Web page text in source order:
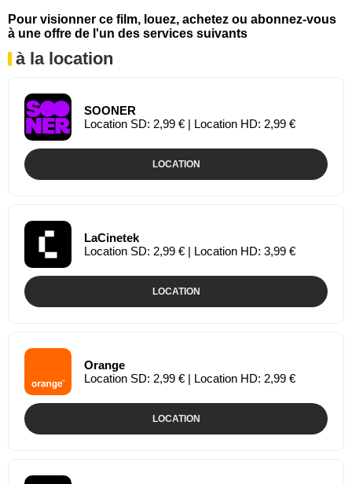
Pour visionner ce film, louez, achetez ou abonnez-vous
à une offre de l'un des services suivants
à la location
SOONER
Location SD: 2,99 € | Location HD: 2,99 €
LOCATION
LaCinetek
Location SD: 2,99 € | Location HD: 3,99 €
LOCATION
Orange
Location SD: 2,99 € | Location HD: 2,99 €
LOCATION